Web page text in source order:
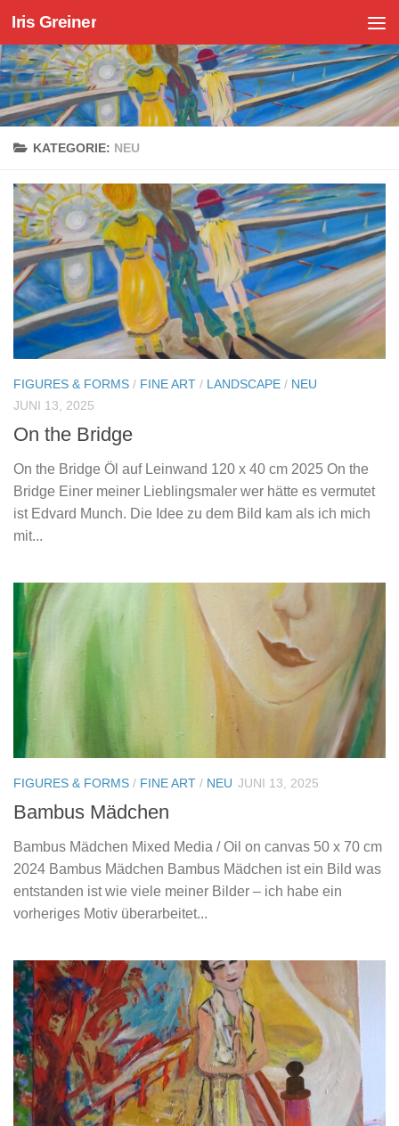
Zum Inhalt springen
Iris Greiner
KATEGORIE: NEU
FIGURES & FORMS / FINE ART / LANDSCAPE / NEU
JUNI 13, 2025
On the Bridge
On the Bridge Öl auf Leinwand 120 x 40 cm 2025 On the
Bridge Einer meiner Lieblingsmaler wer hätte es vermutet
ist Edvard Munch. Die Idee zu dem Bild kam als ich mich
mit...
FIGURES & FORMS / FINE ART / NEU JUNI 13, 2025
Bambus Mädchen
Bambus Mädchen Mixed Media / Oil on canvas 50 x 70 cm
2024 Bambus Mädchen Bambus Mädchen ist ein Bild was
entstanden ist wie viele meiner Bilder – ich habe ein
vorheriges Motiv überarbeitet...